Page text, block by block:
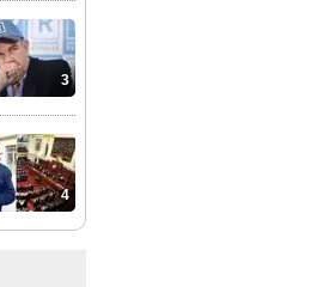
3
4